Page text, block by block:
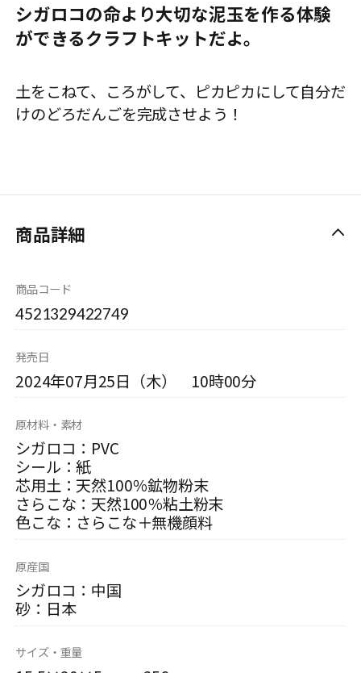
シガロコの命より大切な泥玉を作る体験
ができるクラフトキットだよ。
土をこねて、ころがして、ピカピカにして自分だ
けのどろだんごを完成させよう！
商品詳細
商品コード
4521329422749
発売日
2024年07月25日（木） 10時00分
原材料・素材
シガロコ：PVC
シール：紙
芯用土：天然100％鉱物粉末
さらこな：天然100％粘土粉末
色こな：さらこな＋無機顔料
原産国
シガロコ：中国
砂：日本
サイズ・重量